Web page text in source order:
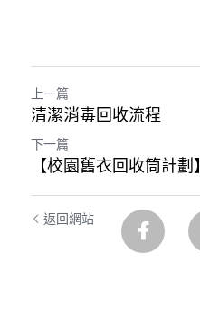
上一篇
清潔消毒回收流程
下一篇
【校園舊衣回收筒計劃】
返回網站